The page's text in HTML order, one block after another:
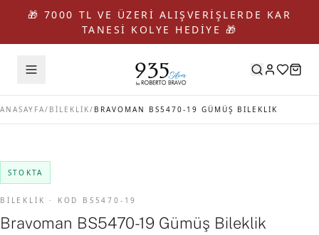
🎁 7000 TL VE ÜZERİ ALIŞVERİŞLERDE KAR
TANESİ KOLYE HEDİYE 🎁
ANASAYFA/ BİLEKLİK/ BRAVOMAN BS5470-19 GÜMÜŞ BILEKLIK
STOKTA
BİLEKLİK · KOD BS5470-19
Bravoman BS5470-19 Gümüş Bileklik